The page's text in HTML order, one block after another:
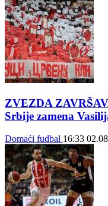
ZVEZDA
Srbije zamena
Domaći fudbal 16:33